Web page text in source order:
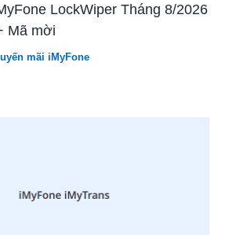
LockWiper Tháng 8/2026
Mã mời
mãi iMyFone